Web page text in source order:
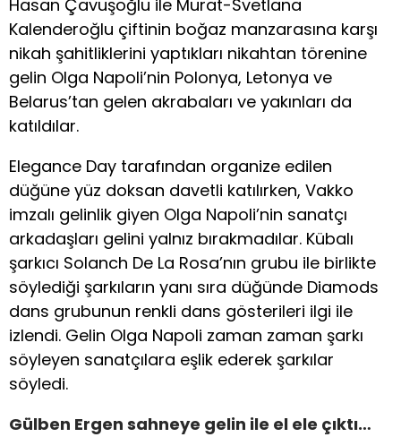
Hasan Çavuşoğlu ile Murat-Svetlana
Kalenderoğlu çiftinin boğaz manzarasına karşı
nikah şahitliklerini yaptıkları nikahtan törenine
gelin Olga Napoli’nin Polonya, Letonya ve
Belarus’tan gelen akrabaları ve yakınları da
katıldılar.
Elegance Day tarafından organize edilen
düğüne yüz doksan davetli katılırken, Vakko
imzalı gelinlik giyen Olga Napoli’nin sanatçı
arkadaşları gelini yalnız bırakmadılar. Kübalı
şarkıcı Solanch De La Rosa’nın grubu ile birlikte
söylediği şarkıların yanı sıra düğünde Diamods
dans grubunun renkli dans gösterileri ilgi ile
izlendi. Gelin Olga Napoli zaman zaman şarkı
söyleyen sanatçılara eşlik ederek şarkılar
söyledi.
Gülben Ergen sahneye gelin ile el ele çıktı…